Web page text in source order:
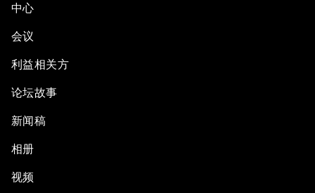
中心
会议
利益相关方
论坛故事
新闻稿
相册
视频